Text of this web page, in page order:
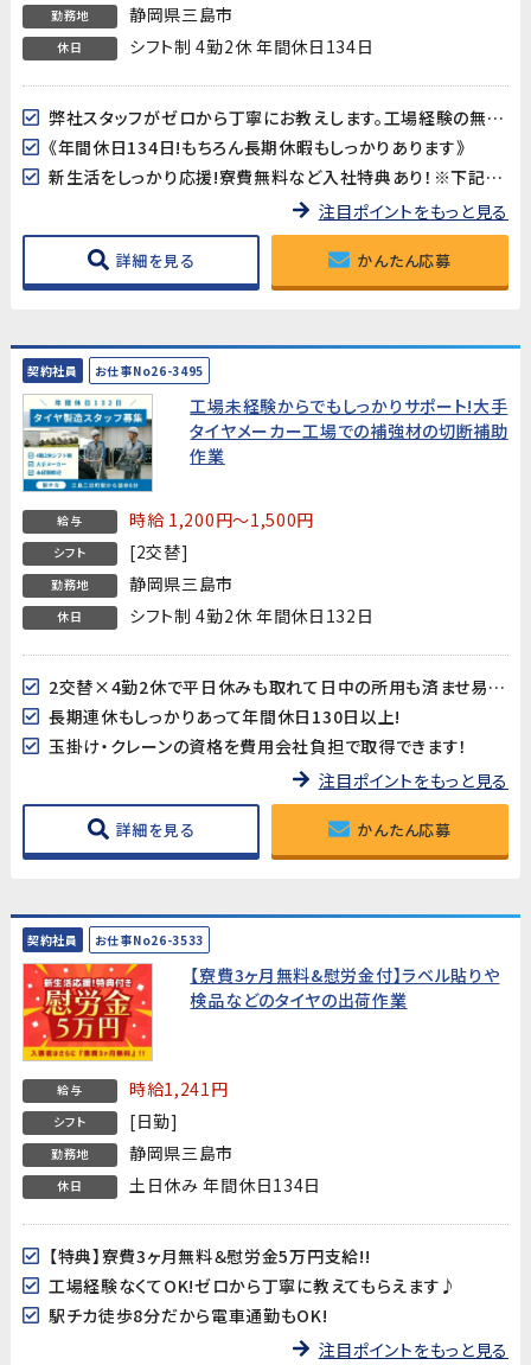
勤務地 静岡県三島市
休日 シフト制 4勤2休 年間休日134日
弊社スタッフがゼロから丁寧にお教えします。工場経験の無い方も是非チャレンジしてみてください！
《年間休日134日!もちろん長期休暇もしっかりあります》
新生活をしっかり応援!寮費無料など入社特典あり！※下記キャンペーン情報欄をご確認ください。
注目ポイントをもっと見る
詳細を見る かんたん応募
契約社員 お仕事No26-3495
工場未経験からでもしっかりサポート!大手
タイヤメーカー工場での補強材の切断補助
作業
給与 時給 1,200円～1,500円
シフト [2交替]
勤務地 静岡県三島市
休日 シフト制 4勤2休 年間休日132日
2交替×4勤2休で平日休みも取れて日中の所用も済ませ易い♪
長期連休もしっかりあって年間休日130日以上!
玉掛け・クレーンの資格を費用会社負担で取得できます！
注目ポイントをもっと見る
詳細を見る かんたん応募
契約社員 お仕事No26-3533
【寮費3ヶ月無料&慰労金付】ラベル貼りや
検品などのタイヤの出荷作業
給与 時給1,241円
シフト [日勤]
勤務地 静岡県三島市
休日 土日休み 年間休日134日
【特典】寮費3ヶ月無料＆慰労金5万円支給!!
工場経験なくてOK!ゼロから丁寧に教えてもらえます♪
駅チカ徒歩8分だから電車通勤もOK!
注目ポイントをもっと見る